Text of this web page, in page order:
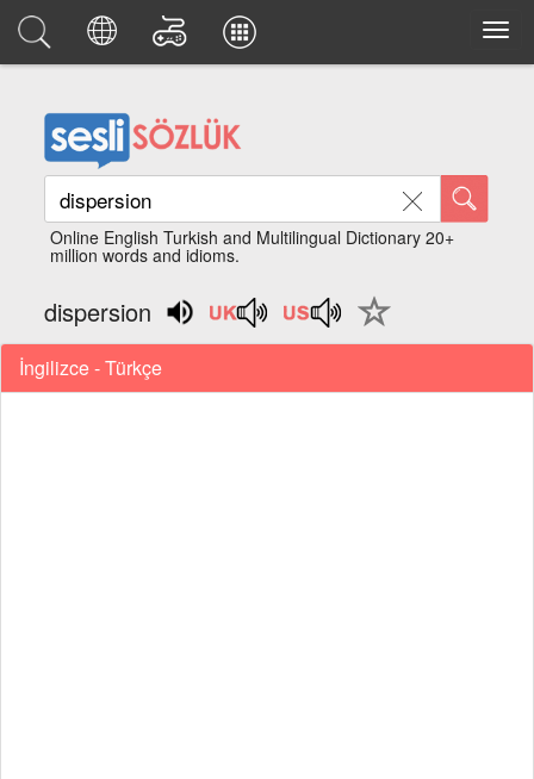
Online English Turkish and Multilingual Dictionary 20+
million words and idioms.
dispersion
İngilizce - Türkçe